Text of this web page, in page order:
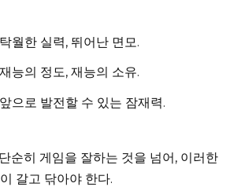
탁월한 실력, 뛰어난 면모.
재능의 정도, 재능의 소유.
앞으로 발전할 수 있는 잠재력.
순히 게임을 잘하는 것을 넘어, 이러한
갈고 닦아야 한다.